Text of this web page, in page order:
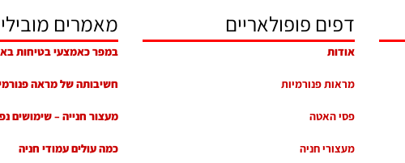
דפים פופולאריים
אודות
מראות פנורמיות
פסי האטה
מעצורי חניה
מאמרים
במפר כאמצעי בטיחות
חשיבותה של מראה
מעצור חנייה – שימושים
כמה עולים עמודי חניה